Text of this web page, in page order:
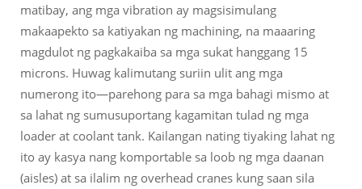
matibay, ang mga vibration ay magsisimulang
makaapekto sa katiyakan ng machining, na maaaring
magdulot ng pagkakaiba sa mga sukat hanggang 15
microns. Huwag kalimutang suriin ulit ang mga
numerong ito—parehong para sa mga bahagi mismo at
sa lahat ng sumusuportang kagamitan tulad ng mga
loader at coolant tank. Kailangan nating tiyaking lahat ng
ito ay kasya nang komportable sa loob ng mga daanan
(aisles) at sa ilalim ng overhead cranes kung saan sila